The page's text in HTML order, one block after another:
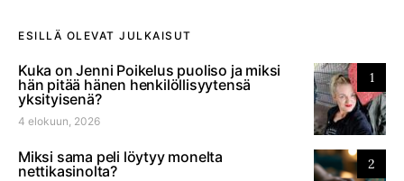
ESILLÄ OLEVAT JULKAISUT
1
Kuka on Jenni Poikelus puoliso ja miksi
hän pitää hänen henkilöllisyytensä
yksityisenä?
4 elokuun, 2026
2
Miksi sama peli löytyy monelta
nettikasinolta?